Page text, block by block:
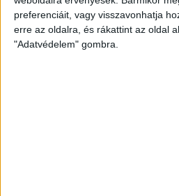
preferenciáit, vagy visszavonhatja
erre az oldalra, és rákattint az oldal
"Adatvédelem" gombra.